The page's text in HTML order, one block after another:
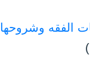
الفقه وشروحها